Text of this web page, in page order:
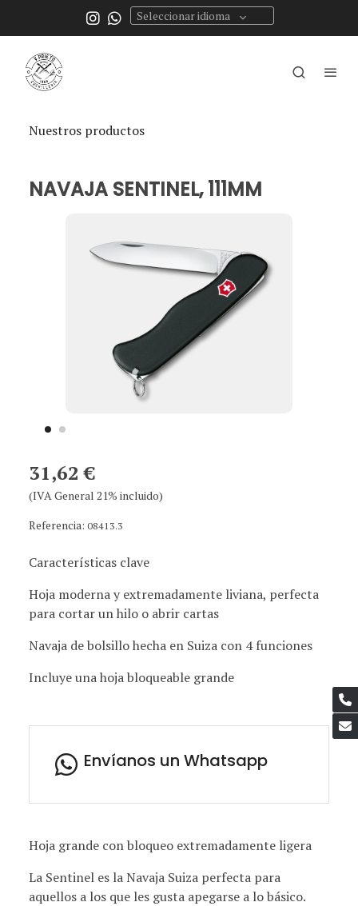
Seleccionar idioma
Nuestros productos
NAVAJA SENTINEL, 111MM
31,62 €
(IVA General 21% incluido)
Referencia: 08413.3
Características clave
Hoja moderna y extremadamente liviana, perfecta
para cortar un hilo o abrir cartas
Navaja de bolsillo hecha en Suiza con 4 funciones
Incluye una hoja bloqueable grande
Envíanos un Whatsapp
Hoja grande con bloqueo extremadamente ligera
La Sentinel es la Navaja Suiza perfecta para
aquellos a los que les gusta apegarse a lo básico.